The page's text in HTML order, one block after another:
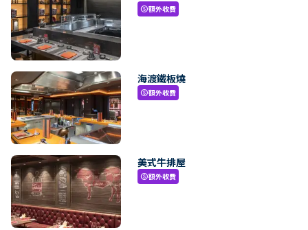
paid額外收費
海渡鐵板燒
paid額外收費
美式牛排屋
paid額外收費